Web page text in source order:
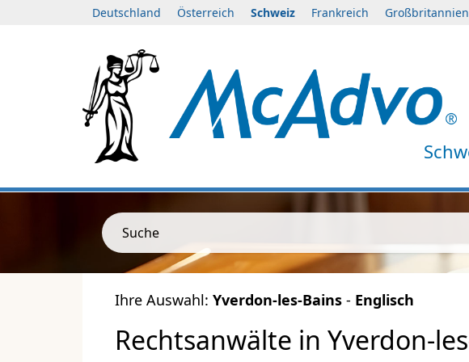
Deutschland Österreich Schweiz Frankreich Großbritannien
Suche
Ihre Auswahl: Yverdon-les-Bains - Englisch
Rechtsanwälte in Yverdon-